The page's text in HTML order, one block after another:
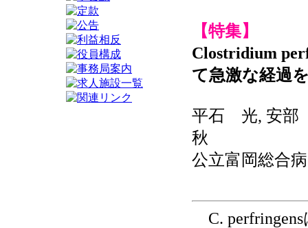
【特集】
Clostridium
て急激な経過
平石 光, 安
秋
公立富岡総合
C.